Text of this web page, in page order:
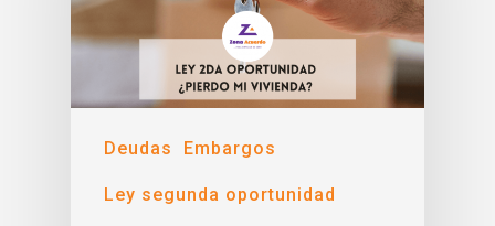
Deudas Embargos
Ley segunda oportunidad